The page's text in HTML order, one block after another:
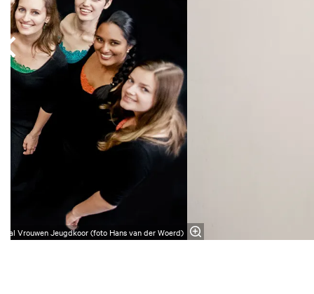
Vrouwen Jeugdkoor (foto Hans van der Woerd)